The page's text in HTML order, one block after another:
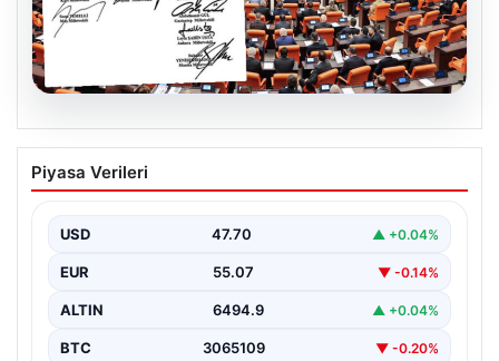
05.08.2026
Terörsüz Türkiye için tarihi adım. 360
milletvekili imza attı, çerçeve yasa
{"title":"Terörsüz Türkiye İçin Önemli Hukuki Adım: 360
Sunuldu","content":"Türkiye'de…
Piyasa Verileri
USD 47.70 ▲ +0.04%
EUR 55.07 ▼ -0.14%
ALTIN 6494.9 ▲ +0.04%
BTC 3065109 ▼ -0.20%